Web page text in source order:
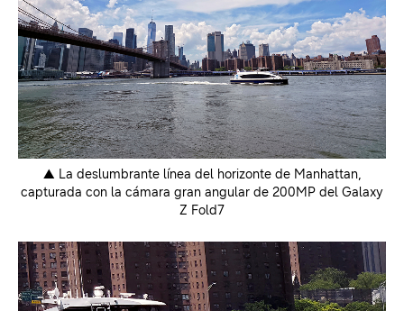
▲ La deslumbrante línea del horizonte de Manhattan,
capturada con la cámara gran angular de 200MP del Galaxy
Z Fold7